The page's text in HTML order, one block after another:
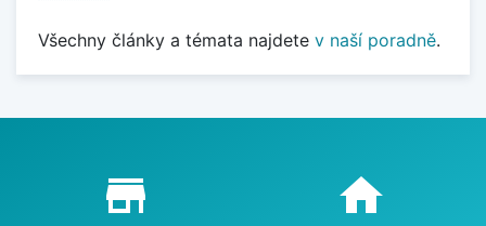
Všechny články a témata najdete v naší poradně.
Proč nakupovat u nás?
store_mall_directory home